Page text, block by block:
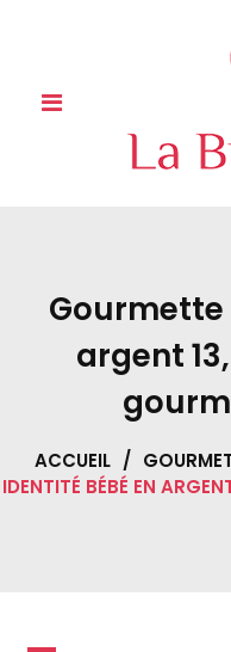
argent
ACCUEIL /
IDENTITÉ BÉBÉ EN